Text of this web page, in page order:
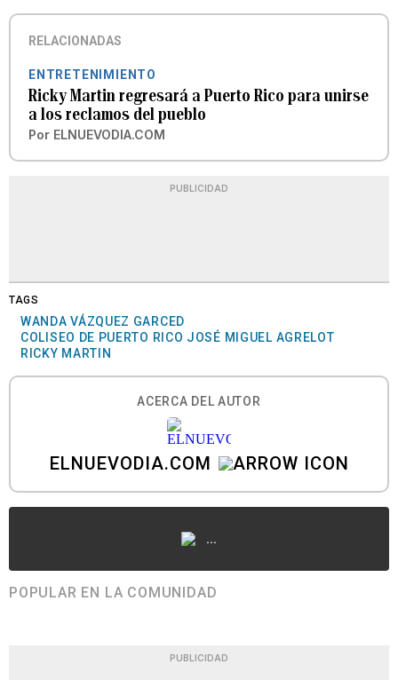
RELACIONADAS
ENTRETENIMIENTO
Ricky Martin regresará a Puerto Rico para unirse
a los reclamos del pueblo
Por ELNUEVODIA.COM
PUBLICIDAD
TAGS
WANDA VÁZQUEZ GARCED
COLISEO DE PUERTO RICO JOSÉ MIGUEL AGRELOT
RICKY MARTIN
ACERCA DEL AUTOR
ELNUEVODIA.COM
...
POPULAR EN LA COMUNIDAD
PUBLICIDAD